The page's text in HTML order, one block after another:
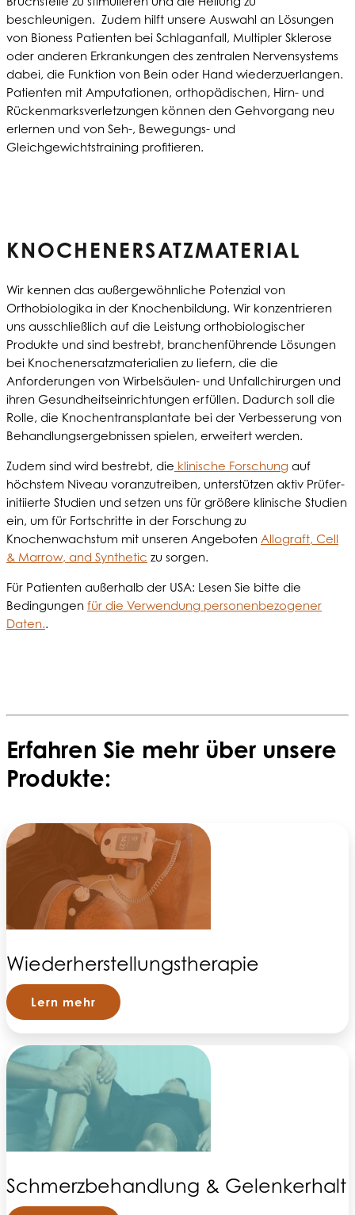
beschleunigen. Zudem hilft unsere Auswahl an Lösungen
von Bioness Patienten bei Schlaganfall, Multipler Sklerose
oder anderen Erkrankungen des zentralen Nervensystems
dabei, die Funktion von Bein oder Hand wiederzuerlangen.
Patienten mit Amputationen, orthopädischen, Hirn- und
Rückenmarksverletzungen können den Gehvorgang neu
erlernen und von Seh-, Bewegungs- und
Gleichgewichtstraining profitieren.
KNOCHENERSATZMATERIAL
Wir kennen das außergewöhnliche Potenzial von
Orthobiologika in der Knochenbildung. Wir konzentrieren
uns ausschließlich auf die Leistung orthobiologischer
Produkte und sind bestrebt, branchenführende Lösungen
bei Knochenersatzmaterialien zu liefern, die die
Anforderungen von Wirbelsäulen- und Unfallchirurgen und
ihren Gesundheitseinrichtungen erfüllen. Dadurch soll die
Rolle, die Knochentransplantate bei der Verbesserung von
Behandlungsergebnissen spielen, erweitert werden.
Zudem sind wird bestrebt, die klinische Forschung auf
höchstem Niveau voranzutreiben, unterstützen aktiv Prüfer-
initiierte Studien und setzen uns für größere klinische Studien
ein, um für Fortschritte in der Forschung zu
Knochenwachstum mit unseren Angeboten Allograft, Cell
& Marrow, and Synthetic zu sorgen.
Für Patienten außerhalb der USA: Lesen Sie bitte die
Bedingungen für die Verwendung personenbezogener
Daten..
Erfahren Sie mehr über unsere
Produkte:
Wiederherstellungstherapie
Lern mehr
Schmerzbehandlung & Gelenkerhalt